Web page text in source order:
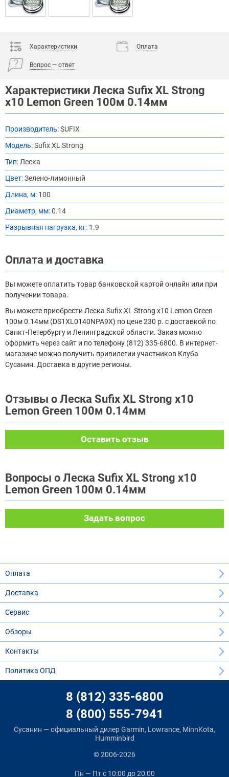
Характеристики Оплата
Вопрос — ответ
Характеристики Леска Sufix XL Strong
x10 Lemon Green 100м 0.14мм
Производитель:SUFIX
Модель:Sufix XL Strong
Тип: Леска
Цвет:Зелено-лимонный
Длина, м: 100
Диаметр, мм:0.14
Разрывная нагрузка, кг: 1.9
Оплата и доставка
Вы можете оплатить товар банковской картой онлайн или при
получении товара.
Вы можете приобрести Леска Sufix XL Strong x10 Lemon Green
100м 0.14мм (DS1XL0140NPA9X) по цене 230 р. с доставкой по
Санкт-Петербургу и Ленинградской области. Заказ можно
оформить через сайт и по телефону (812) 335-6800. В интернет-
магазине можно получить привилегии участников Клуба
Сусанин. Доставка в другие регионы.
Отзывы о Леска Sufix XL Strong x10
Lemon Green 100м 0.14мм
Оставить отзыв
Вопросы о Леска Sufix XL Strong x10
Lemon Green 100м 0.14мм
Задать вопрос
Оплата
Доставка
Сервис
Обзоры
Контакты
Политика ОПД
8 (812) 335-6800
8 (800) 555-7941
Сусанин — официальный дилер Garmin, Lowrance, MinnKota,
Humminbird
© 2006-2026
Пн — Птс 10:00 до 20:00